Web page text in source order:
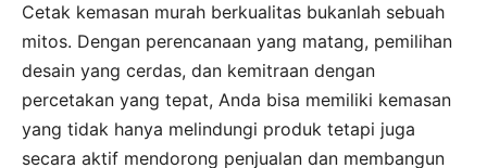
Cetak kemasan murah berkualitas bukanlah sebuah
mitos. Dengan perencanaan yang matang, pemilihan
desain yang cerdas, dan kemitraan dengan
percetakan yang tepat, Anda bisa memiliki kemasan
yang tidak hanya melindungi produk tetapi juga
secara aktif mendorong penjualan dan membangun